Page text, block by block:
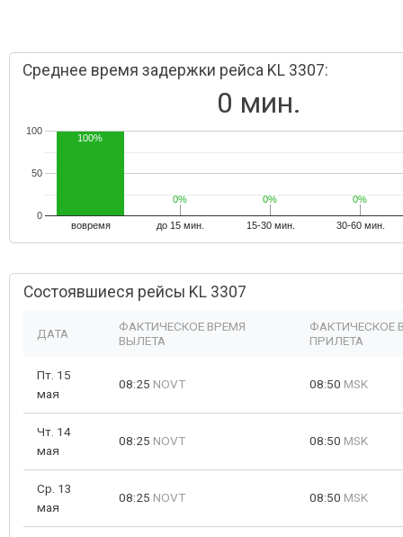
Среднее время задержки рейса KL 3307:
0 мин.
вовремя до 15 мин. 15-30 мин. 30-60 мин.
0
50
100
100%
0%
0% 0%
0% 0%
0%
Состоявшиеся рейсы KL 3307
ДАТА
ФАКТИЧЕСКОЕ ВРЕМЯ
ВЫЛЕТА
ФАКТИЧЕСКОЕ
ПРИЛЕТА
Пт. 15
мая
08:25 NOVT 08:50 MSK
Чт. 14
мая
08:25 NOVT 08:50 MSK
Ср. 13
мая
08:25 NOVT 08:50 MSK